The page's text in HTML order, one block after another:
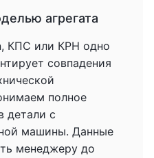
агрегата
КПС или КРН одно
совпадения
полное
детали с
машины. Данные
менеджеру до